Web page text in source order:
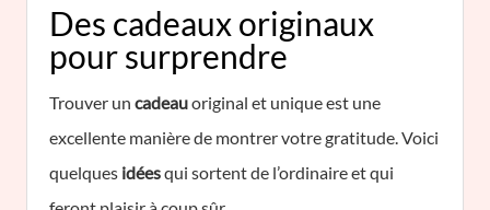
Des cadeaux originaux
pour surprendre
Trouver un cadeauoriginal et unique est une
excellente manière de montrer votre gratitude. Voici
quelques idéesqui sortent de l’ordinaire et qui